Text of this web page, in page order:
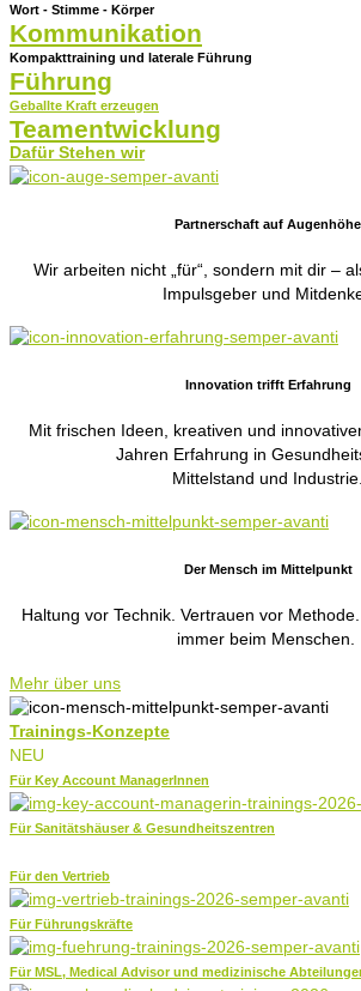
Wort - Stimme - Körper
Kommunikation
Kompakttraining und laterale Führung
Führung
Geballte Kraft erzeugen
Teamentwicklung
Dafür Stehen wir
Partnerschaft auf Augenhöhe
Wir arbeiten nicht „für“, sondern mit dir –
Impulsgeber und
Innovation trifft Erfahrung
Mit frischen Ideen, kreativen und
Jahren Erfahrung in
Mittelstand und Industrie.
Der Mensch im Mittelpunkt
Haltung vor Technik. Vertrauen vor
immer beim Menschen.
Mehr über uns
Trainings-Konzepte
NEU
Für Key Account ManagerInnen
Für Sanitätshäuser & Gesundheitszentren
Für den Vertrieb
Für Führungskräfte
Für MSL, Medical Advisor und medizinische